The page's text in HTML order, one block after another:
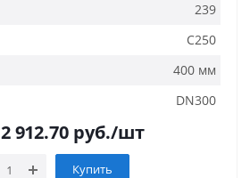
239
C250
400 мм
DN300
2 912.70руб./шт
Купить